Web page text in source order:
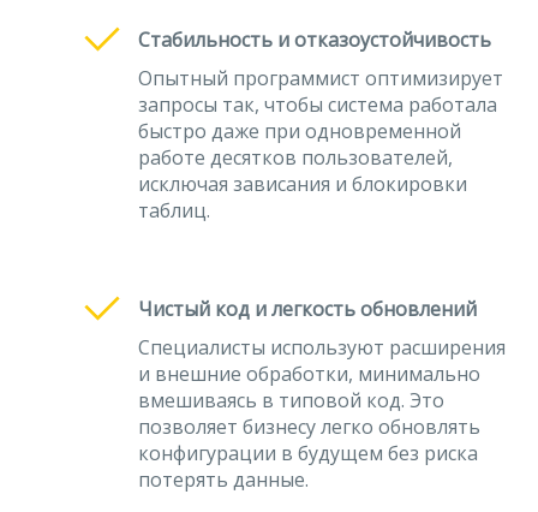
Стабильность и отказоустойчивость
Опытный программист оптимизирует
запросы так, чтобы система работала
быстро даже при одновременной
работе десятков пользователей,
исключая зависания и блокировки
таблиц.
Чистый код и легкость обновлений
Специалисты используют расширения
и внешние обработки, минимально
вмешиваясь в типовой код. Это
позволяет бизнесу легко обновлять
конфигурации в будущем без риска
потерять данные.